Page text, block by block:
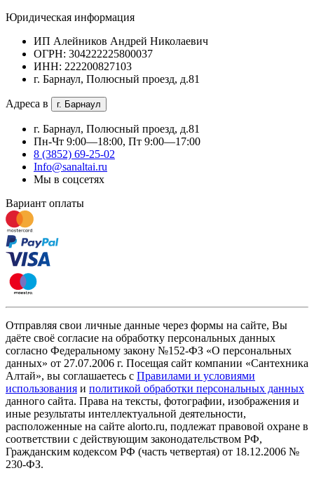
Юридическая информация
ИП Алейников Андрей Николаевич
ОГРН: 304222225800037
ИНН: 222200827103
г. Барнаул, Полюсный проезд, д.81
Адреса в г. Барнаул
г. Барнаул, Полюсный проезд, д.81
Пн-Чт 9:00—18:00, Пт 9:00—17:00
8 (3852) 69-25-02
Info@sanaltai.ru
Мы в соцсетях
Вариант оплаты
Отправляя свои личные данные через формы на сайте, Вы
даёте своё согласие на обработку персональных данных
согласно Федеральному закону №152-ФЗ «О персональных
данных» от 27.07.2006 г. Посещая сайт компании «Cантехника
Алтай», вы соглашаетесь с Правилами и условиями
использования и политикой обработки персональных данных
данного сайта. Права на тексты, фотографии, изображения и
иные результаты интеллектуальной деятельности,
расположенные на сайте alorto.ru, подлежат правовой охране в
соответствии с действующим законодательством РФ,
Гражданским кодексом РФ (часть четвертая) от 18.12.2006 №
230-ФЗ.